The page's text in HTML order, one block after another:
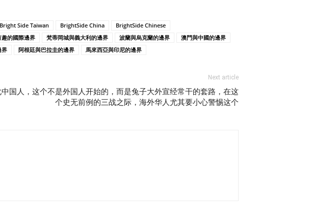
Bright Side Taiwan BrightSide China
BrightSide Chinese
趣的國際邊界 梵蒂岡城與義大利的邊界 波蘭與烏克蘭的邊界
澳門與中國的邊界
界 阿根廷與巴拉圭的邊界 馬來西亞與印尼的邊界
Next article
国人，这个不是外国人开始的，而是兔子大外宣经常干的套路，在这
个史无前例的三战之际，海外华人尤其要小心警惕这个